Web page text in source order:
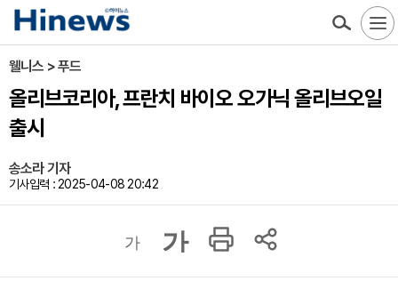
웰니스 > 푸드
올리브코리아, 프란치 바이오 오가닉 올리브오일
출시
송소라 기자
기사입력 : 2025-04-08 20:42
가 가